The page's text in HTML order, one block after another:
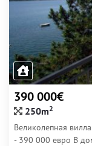
390 000€
250m2
Великолепная
- 390 000 евро В